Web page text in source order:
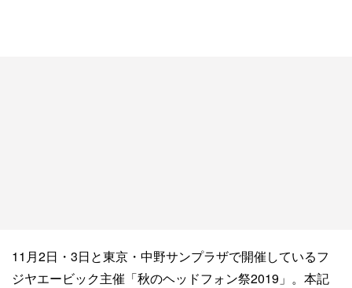
11月2日・3日と東京・中野サンプラザで開催しているフ
ジヤエービック主催「秋のヘッドフォン祭2019」。本記